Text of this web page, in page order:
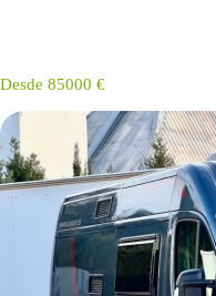
Desde 85000 €